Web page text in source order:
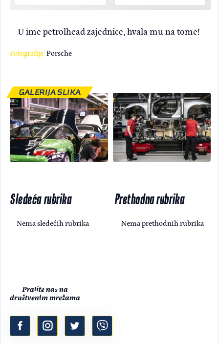
U ime petrolhead zajednice, hvala mu na tome!
Fotografije:Porsche
GALERIJA SLIKA
Sledeća rubrika
Nema sledećih rubrika
Prethodna rubrika
Nema prethodnih rubrika
Pratite nas na
društvenim mrežama